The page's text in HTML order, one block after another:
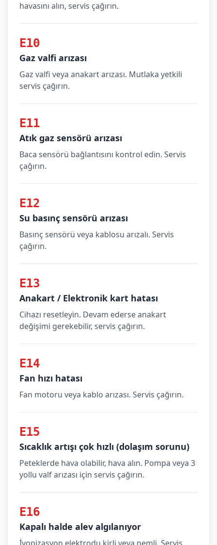
havasını alın, servis çağırın.
E10
Gaz valfi arızası
Gaz valfi veya anakart arızası. Mutlaka yetkili
servis çağırın.
E11
Atık gaz sensörü arızası
Baca sensörü bağlantısını kontrol edin. Servis
çağırın.
E12
Su basınç sensörü arızası
Basınç sensörü veya kablosu arızalı. Servis
çağırın.
E13
Anakart / Elektronik kart hatası
Cihazı resetleyin. Devam ederse anakart
değişimi gerekebilir, servis çağırın.
E14
Fan hızı hatası
Fan motoru veya kablo arızası. Servis çağırın.
E15
Sıcaklık artışı çok hızlı (dolaşım sorunu)
Peteklerde hava olabilir, hava alın. Pompa veya 3
yollu valf arızası için servis çağırın.
E16
Kapalı halde alev algılanıyor